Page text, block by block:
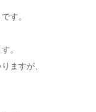
す。
。
ますが、